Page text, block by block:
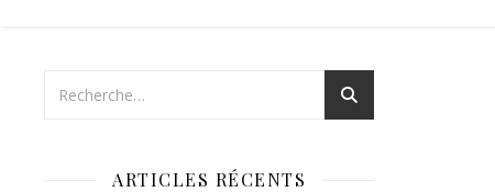
ARTICLES RÉCENTS